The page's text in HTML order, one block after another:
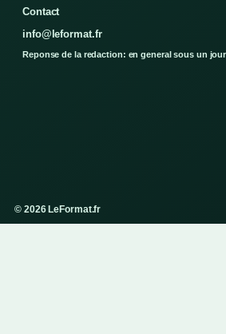
Contact
info@leformat.fr
Reponse de la redaction: en general sous un
© 2026 LeFormat.fr